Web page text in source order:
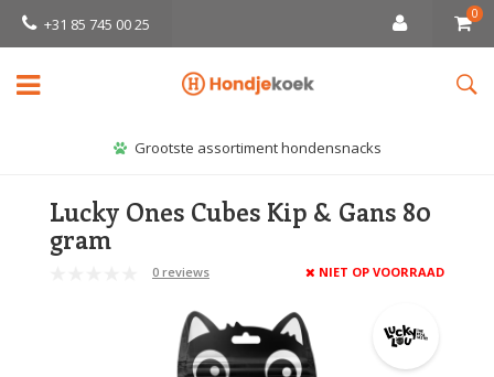
+31 85 745 00 25
0
Grootste assortiment hondensnacks
Lucky Ones Cubes Kip & Gans 80
gram
0 reviews NIET OP VOORRAAD